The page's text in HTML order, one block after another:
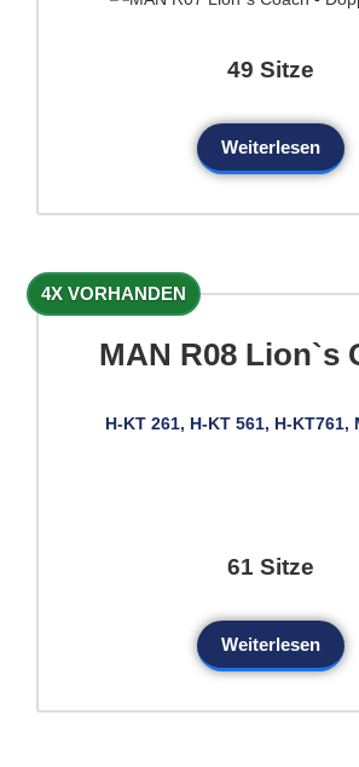
49 Sitze
Weiterlesen
4X VORHANDEN
MAN R08 Lion`s
H-KT 261, H-KT 561, H-KT761,
61 Sitze
Weiterlesen